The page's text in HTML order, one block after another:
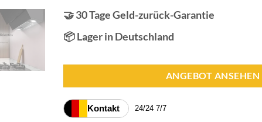
🤝 30 Tage Geld-zurück-Garantie
📦 Lager in Deutschland
ANGEBOT ANSEHEN
Kontakt 24/24 7/7